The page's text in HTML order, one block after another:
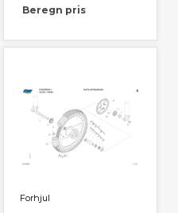
Beregn pris
Forhjul